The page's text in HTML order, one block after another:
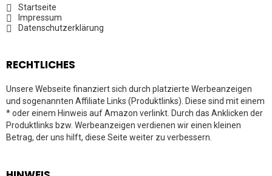
Startseite
Impressum
Datenschutzerklärung
RECHTLICHES
Unsere Webseite finanziert sich durch platzierte Werbeanzeigen
und sogenannten Affiliate Links (Produktlinks). Diese sind mit einem
* oder einem Hinweis auf Amazon verlinkt. Durch das Anklicken der
Produktlinks bzw. Werbeanzeigen verdienen wir einen kleinen
Betrag, der uns hilft, diese Seite weiter zu verbessern.